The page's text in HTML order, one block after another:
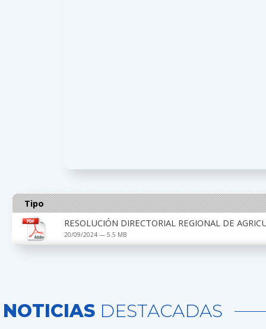
Tipo
RESOLUCIÓN DIRECTORIAL REGIONAL DE
20/09/2024 — 5.5 MB
NOTICIAS DESTACADAS